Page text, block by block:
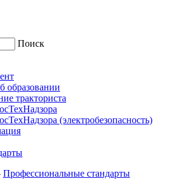
Поиск
образовании
тракториста
(электробезопасность)
Профессиональные стандарты